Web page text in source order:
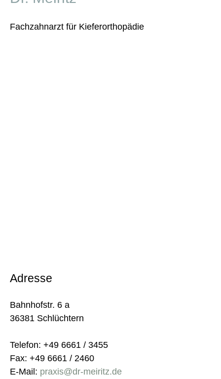
Fachzahnarzt für Kieferorthopädie
Adresse
Bahnhofstr. 6 a
36381 Schlüchtern
Telefon: +49 6661 / 3455
Fax: +49 6661 / 2460
E-Mail: praxis@dr-meiritz.de